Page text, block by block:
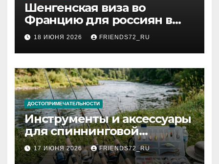
Шенгенская виза во
Францию для россиян в
2026 году: сроки от 3 дней
и список необходимых
документов
18 ИЮНЯ 2026 FRIENDS72_RU
ДОСТОПРИМЕЧАТЕЛЬНОСТИ
Инструменты и аксессуары
для спиннинговой
рыбалки: назначение и
типы
17 ИЮНЯ 2026 FRIENDS72_RU